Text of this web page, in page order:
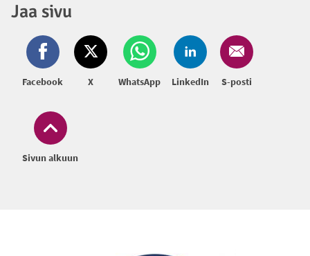
Sivun alkuun
Jaa sivu
Facebook X WhatsApp LinkedIn S-posti